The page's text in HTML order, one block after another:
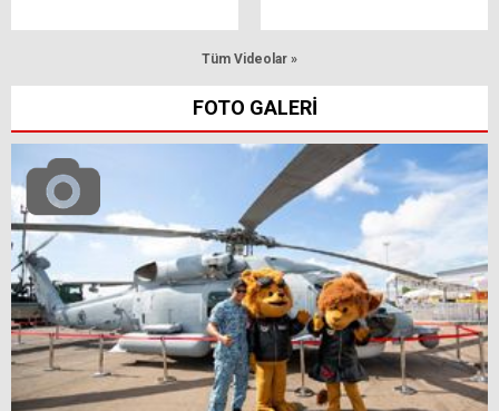
Tüm Videolar »
FOTO GALERİ